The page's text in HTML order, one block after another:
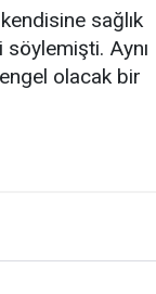
sağlık
Aynı
olacak bir